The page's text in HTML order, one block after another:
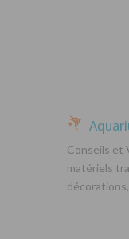
Conseils et
matériels